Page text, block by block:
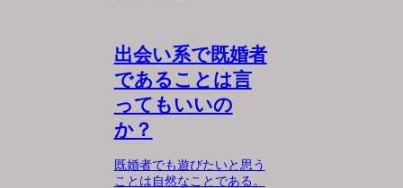
出会い系で既婚者
であることは言
ってもいいの
か？
既婚者でも遊びたいと思う
ことは自然なことである。